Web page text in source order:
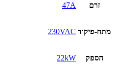
זרם 47A
מתח-פיקוד 230VAC
הספק 22kW